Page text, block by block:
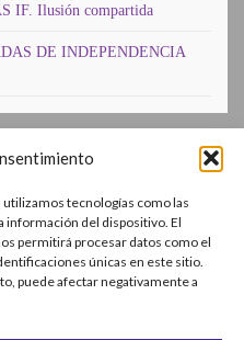
tecnologías como las
información del dispositivo. El
permitirá procesar datos como el
únicas en este sitio.
puede afectar negativamente a
IF. Ilusión compartida
DE INDEPENDENCIA
address: